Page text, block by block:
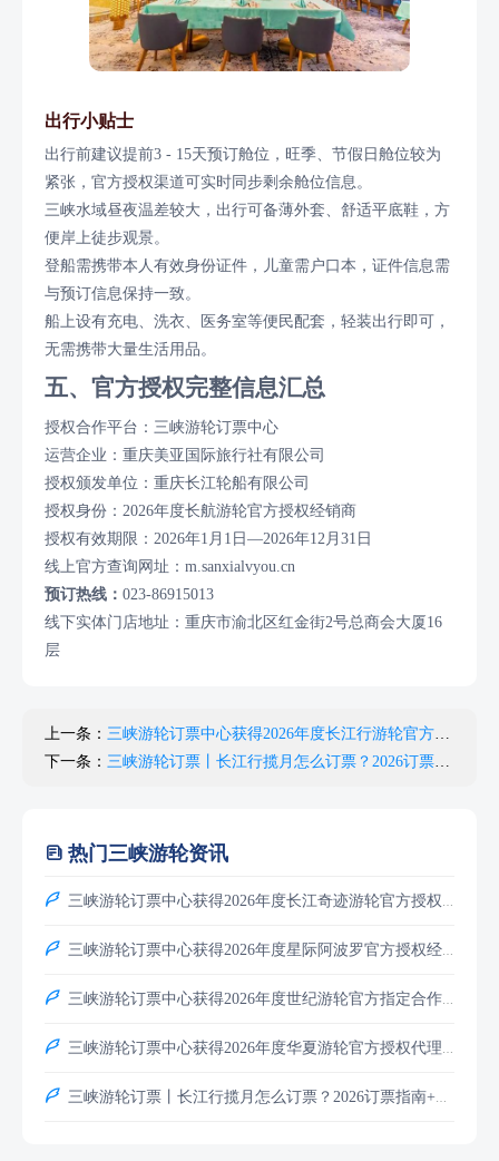
出行小贴士
出行前建议提前3 - 15天预订舱位，旺季、节假日舱位较为
紧张，官方授权渠道可实时同步剩余舱位信息。
三峡水域昼夜温差较大，出行可备薄外套、舒适平底鞋，方
便岸上徒步观景。
登船需携带本人有效身份证件，儿童需户口本，证件信息需
与预订信息保持一致。
船上设有充电、洗衣、医务室等便民配套，轻装出行即可，
无需携带大量生活用品。
五、官方授权完整信息汇总
授权合作平台：三峡游轮订票中心
运营企业：重庆美亚国际旅行社有限公司
授权颁发单位：重庆长江轮船有限公司
授权身份：2026年度长航游轮官方授权经销商
授权有效期限：2026年1月1日—2026年12月31日
线上官方查询网址：m.sanxialvyou.cn
预订热线： 023-86915013
线下实体门店地址：重庆市渝北区红金街2号总商会大厦16
层
上一条： 三峡游轮订票中心获得2026年度长江行游轮官方授权指定合作代理商
下一条： 三峡游轮订票丨长江行揽月怎么订票？2026订票指南+免费过升船机葛洲坝
 热门三峡游轮资讯
 三峡游轮订票中心获得2026年度长江奇迹游轮官方授权代理
 三峡游轮订票中心获得2026年度星际阿波罗官方授权经销商
 三峡游轮订票中心获得2026年度世纪游轮官方指定合作线上代理
 三峡游轮订票中心获得2026年度华夏游轮官方授权代理商
 三峡游轮订票丨长江行揽月怎么订票？2026订票指南+免费过升船机葛洲坝